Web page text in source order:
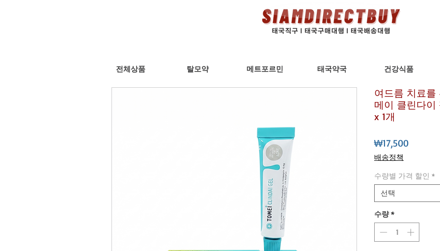
전체상품 탈모약 메트포르민 태국약국 건강식품
여드름 치료
메이 클린다이
x 1개
₩17,500가
배송정책
수량별 가격 할인 *
선택
수량 *